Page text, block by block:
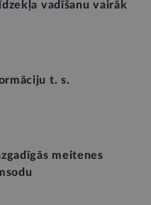
vadīšanu vairāk
t. s.
meitenes